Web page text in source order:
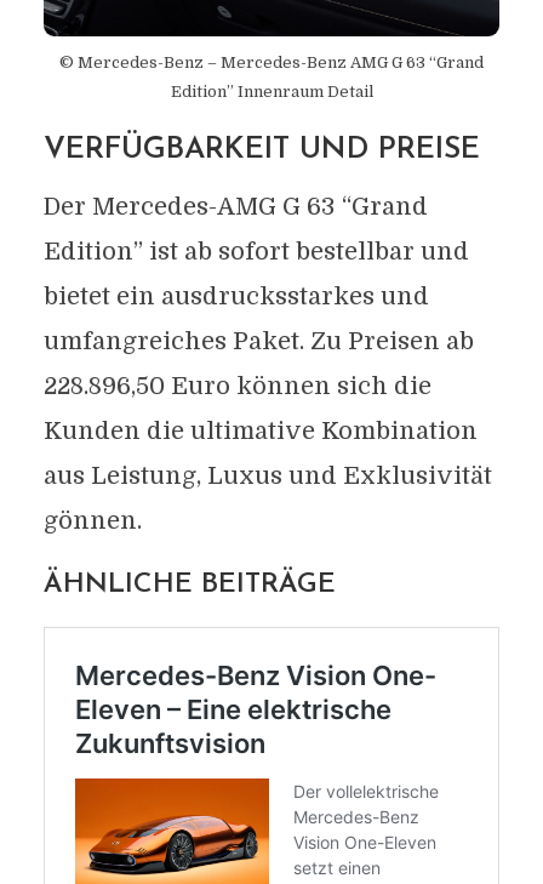
© Mercedes-Benz – Mercedes-Benz AMG G 63 “Grand
Edition” Innenraum Detail
VERFÜGBARKEIT UND PREISE
Der Mercedes-AMG G 63 “Grand
Edition” ist ab sofort bestellbar und
bietet ein ausdrucksstarkes und
umfangreiches Paket. Zu Preisen ab
228.896,50 Euro können sich die
Kunden die ultimative Kombination
aus Leistung, Luxus und Exklusivität
gönnen.
ÄHNLICHE BEITRÄGE